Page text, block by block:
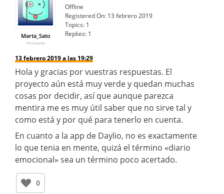
Marta_Sato
Participante
Offline
Registered On: 13 febrero 2019
Topics: 1
Replies: 1
13 febrero 2019 a las 19:29
Hola y gracias por vuestras respuestas. El
proyecto aún está muy verde y quedan muchas
cosas por decidir, así que aunque parezca
mentira me es muy útil saber que no sirve tal y
como está y por qué para tenerlo en cuenta.
En cuanto a la app de Daylio, no es exactamente
lo que tenia en mente, quizá el término «diario
emocional» sea un término poco acertado.
0